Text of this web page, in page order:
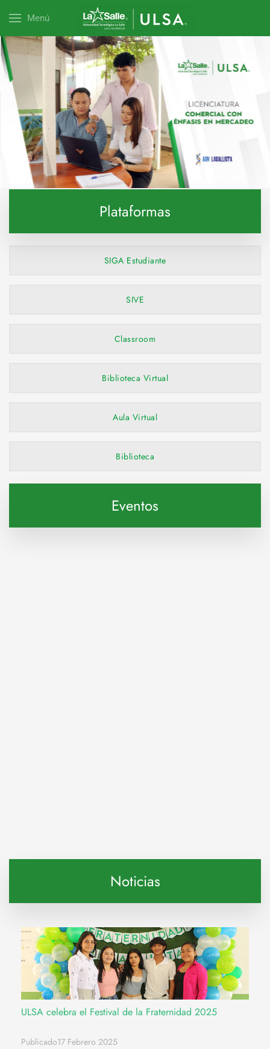
Menú
Explora esta carrera
Plataformas
SIGA Estudiante
SIVE
Classroom
Biblioteca Virtual
Aula Virtual
Biblioteca
Eventos
Noticias
ULSA celebra el Festival de la Fraternidad 2025
Publicado17 Febrero 2025